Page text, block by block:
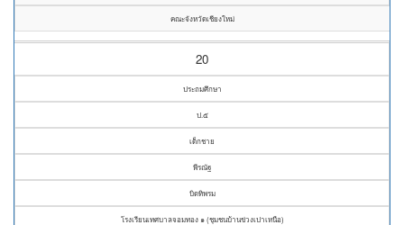
คณะจังหวัดเชียงใหม่
20
ประถมศึกษา
ป.๕
เด็กชาย
พีรณัฐ
บิดทิพรม
โรงเรียนเทศบาลจอมทอง ๑ (ชุมชนบ้านข่วงเปาเหนือ)